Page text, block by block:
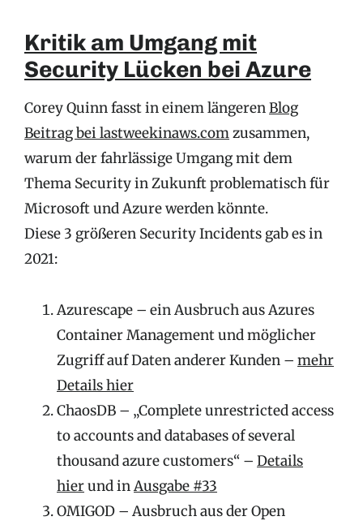
Kritik am Umgang mit
Security Lücken bei Azure
Corey Quinn fasst in einem längerenBlog
Beitrag bei lastweekinaws.comzusammen,
warum der fahrlässige Umgang mit dem
Thema Security in Zukunft problematisch für
Microsoft und Azure werden könnte.
Diese 3 größeren Security Incidents gab es in
2021:
Azurescape – ein Ausbruch aus Azures
Container Management und möglicher
Zugriff auf Daten anderer Kunden – mehr
Details hier
ChaosDB – „Complete unrestricted access
to accounts and databases of several
thousand azure customers“ – Details
hierund inAusgabe #33
OMIGOD – Ausbruch aus der Open